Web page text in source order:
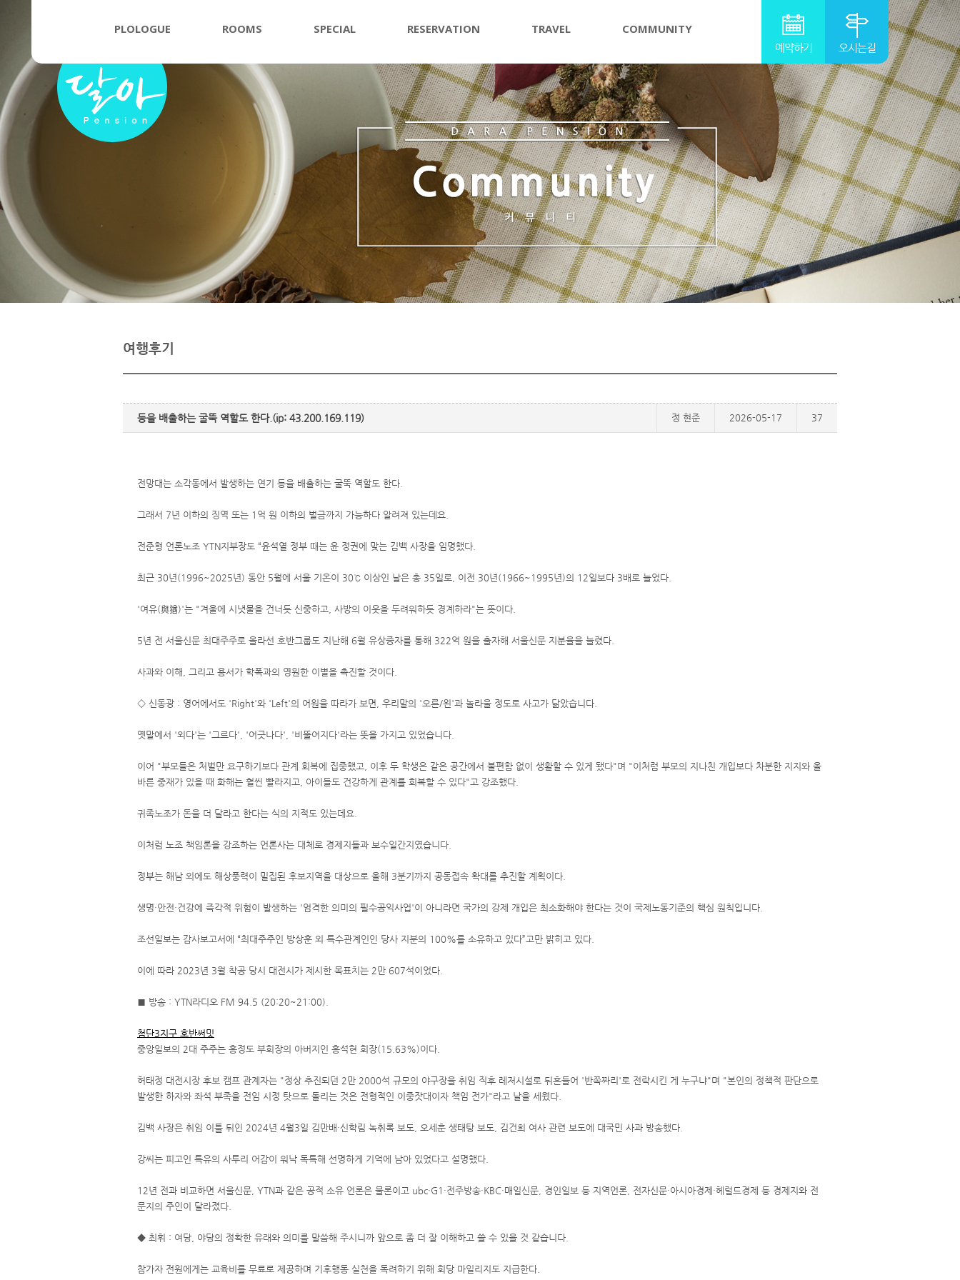
PLOLOGUE ROOMS SPECIAL RESERVATION TRAVEL COMMUNITY
예약하기 오시는길
여행후기
등을 배출하는 굴뚝 역할도 한다.(ip: 43.200.169.119) 정 현준 2026-05-17 37
전망대는 소각동에서 발생하는 연기 등을 배출하는 굴뚝 역할도 한다.
그래서 7년 이하의 징역 또는 1억 원 이하의 벌금까지 가능하다 알려져 있는데요.
전준형 언론노조 YTN지부장도 “윤석열 정부 때는 윤 정권에 맞는 김백 사장을 임명했다.
최근 30년(1996~2025년) 동안 5월에 서울 기온이 30℃ 이상인 날은 총 35일로, 이전 30년(1966~1995년)의 12일보다 3배로 늘었다.
'여유(與猶)'는 "겨울에 시냇물을 건너듯 신중하고, 사방의 이웃을 두려워하듯 경계하라"는 뜻이다.
5년 전 서울신문 최대주주로 올라선 호반그룹도 지난해 6월 유상증자를 통해 322억 원을 출자해 서울신문 지분율을 늘렸다.
사과와 이해, 그리고 용서가 학폭과의 영원한 이별을 촉진할 것이다.
◇ 신동광 : 영어에서도 'Right'와 'Left'의 어원을 따라가 보면, 우리말의 '오른/왼'과 놀라울 정도로 사고가 닮았습니다.
옛말에서 '외다'는 '그르다', '어긋나다', '비뚤어지다'라는 뜻을 가지고 있었습니다.
이어 "부모들은 처벌만 요구하기보다 관계 회복에 집중했고, 이후 두 학생은 같은 공간에서 불편함 없이 생활할 수 있게 됐다"며 "이처럼 부모의 지나친 개입보다 차분한 지지와 올
바른 중재가 있을 때 화해는 훨씬 빨라지고, 아이들도 건강하게 관계를 회복할 수 있다"고 강조했다.
귀족노조가 돈을 더 달라고 한다는 식의 지적도 있는데요.
이처럼 노조 책임론을 강조하는 언론사는 대체로 경제지들과 보수일간지였습니다.
정부는 해남 외에도 해상풍력이 밀집된 후보지역을 대상으로 올해 3분기까지 공동접속 확대를 추진할 계획이다.
생명·안전·건강에 즉각적 위험이 발생하는 '엄격한 의미의 필수공익사업'이 아니라면 국가의 강제 개입은 최소화해야 한다는 것이 국제노동기준의 핵심 원칙입니다.
조선일보는 감사보고서에 “최대주주인 방상훈 외 특수관계인인 당사 지분의 100%를 소유하고 있다”고만 밝히고 있다.
이에 따라 2023년 3월 착공 당시 대전시가 제시한 목표치는 2만 607석이었다.
■ 방송 : YTN라디오 FM 94.5 (20:20~21:00).
첨단3지구 호반써밋
중앙일보의 2대 주주는 홍정도 부회장의 아버지인 홍석현 회장(15.63%)이다.
허태정 대전시장 후보 캠프 관계자는 "정상 추진되던 2만 2000석 규모의 야구장을 취임 직후 레저시설로 뒤흔들어 '반쪽짜리'로 전락시킨 게 누구냐"며 "본인의 정책적 판단으로
발생한 하자와 좌석 부족을 전임 시정 탓으로 돌리는 것은 전형적인 이중잣대이자 책임 전가"라고 날을 세웠다.
김백 사장은 취임 이틀 뒤인 2024년 4월3일 김만배·신학림 녹취록 보도, 오세훈 생태탕 보도, 김건희 여사 관련 보도에 대국민 사과 방송했다.
강씨는 피고인 특유의 사투리 어감이 워낙 독특해 선명하게 기억에 남아 있었다고 설명했다.
12년 전과 비교하면 서울신문, YTN과 같은 공적 소유 언론은 물론이고 ubc·G1·전주방송·KBC·매일신문, 경인일보 등 지역언론, 전자신문·아시아경제·헤럴드경제 등 경제지와 전
문지의 주인이 달라졌다.
◆ 최휘 : 여당, 야당의 정확한 유래와 의미를 말씀해 주시니까 앞으로 좀 더 잘 이해하고 쓸 수 있을 것 같습니다.
참가자 전원에게는 교육비를 무료로 제공하며 기후행동 실천을 독려하기 위해 회당 마일리지도 지급한다.